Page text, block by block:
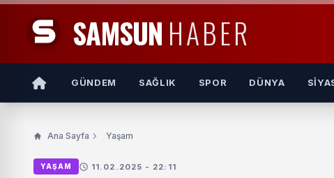
SAMSUN HABER
GÜNDEM SAĞLIK SPOR DÜNYA
Ana Sayfa Yaşam
YAŞAM 11.02.2025 - 22:11